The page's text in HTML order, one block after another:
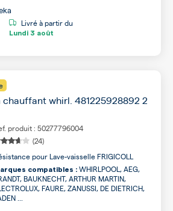
Livré à partir du
Lundi 3 août
whirl. 481225928892 2
produit : 50277796004
(24)
pour Lave-vaisselle FRIGICOLL
compatibles : WHIRLPOOL, AEG,
BAUKNECHT, ARTHUR MARTIN,
FAURE, ZANUSSI, DE DIETRICH,
...